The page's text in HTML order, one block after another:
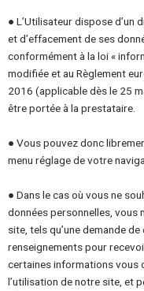
● L’Utilisateur dispose
et d’effacement de ses
conformément à la loi «
modifiée et au Règlement
2016 (applicable dès le 25
être portée à la prestataire.
● Vous pouvez donc
menu réglage de votre
● Dans le cas où vous ne
données personnelles, vous
site, tels qu’une demande
renseignements pour
certainesinformations vous
l’utilisation de notre site, et